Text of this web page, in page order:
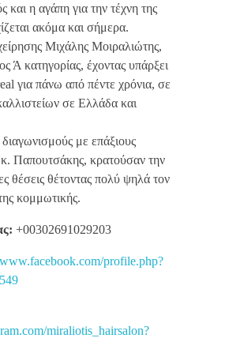
και η αγάπη για την τέχνη της
ακόμα και σήμερα.
Μιχάλης Μοιραλιώτης,
Ά κατηγορίας, έχοντας υπάρξει
για πάνω από πέντε χρόνια, σε
σε Ελλάδα και
με επάξιους
Παπουτσάκης, κρατούσαν την
θέσεις θέτοντας πολύ ψηλά τον
κομμωτικής.
+00302691029203
profile.php?
miraliotis_hairsalon?